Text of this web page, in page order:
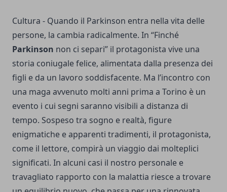
Cultura - Quando il Parkinson entra nella vita delle
persone, la cambia radicalmente. In “Finché
Parkinson non ci separi” il protagonista vive una
storia coniugale felice, alimentata dalla presenza dei
figli e da un lavoro soddisfacente. Ma l’incontro con
una maga avvenuto molti anni prima a Torino è un
evento i cui segni saranno visibili a distanza di
tempo. Sospeso tra sogno e realtà, figure
enigmatiche e apparenti tradimenti, il protagonista,
come il lettore, compirà un viaggio dai molteplici
significati. In alcuni casi il nostro personale e
travagliato rapporto con la malattia riesce a trovare